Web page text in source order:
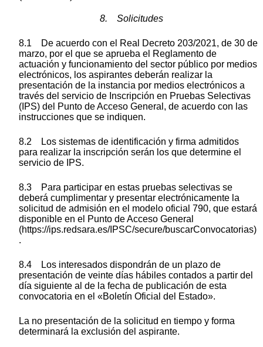
8. Solicitudes
8.1 De acuerdo con el Real Decreto 203/2021, de 30 de
marzo, por el que se aprueba el Reglamento de
actuación y funcionamiento del sector público por medios
electrónicos, los aspirantes deberán realizar la
presentación de la instancia por medios electrónicos a
través del servicio de Inscripción en Pruebas Selectivas
(IPS) del Punto de Acceso General, de acuerdo con las
instrucciones que se indiquen.
8.2 Los sistemas de identificación y firma admitidos
para realizar la inscripción serán los que determine el
servicio de IPS.
8.3 Para participar en estas pruebas selectivas se
deberá cumplimentar y presentar electrónicamente la
solicitud de admisión en el modelo oficial 790, que estará
disponible en el Punto de Acceso General
(https://ips.redsara.es/IPSC/secure/buscarConvocatorias)
.
8.4 Los interesados dispondrán de un plazo de
presentación de veinte días hábiles contados a partir del
día siguiente al de la fecha de publicación de esta
convocatoria en el «Boletín Oficial del Estado».
La no presentación de la solicitud en tiempo y forma
determinará la exclusión del aspirante.